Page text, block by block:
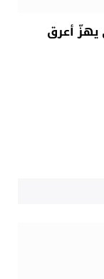
أعرق